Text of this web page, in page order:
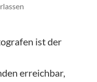
Zooist der
erreichbar,